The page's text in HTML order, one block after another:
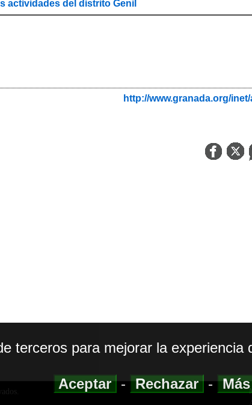
actividades del distrito Genil
http://www.granada.org/
terceros para mejorar la
Aceptar-Rechazar-